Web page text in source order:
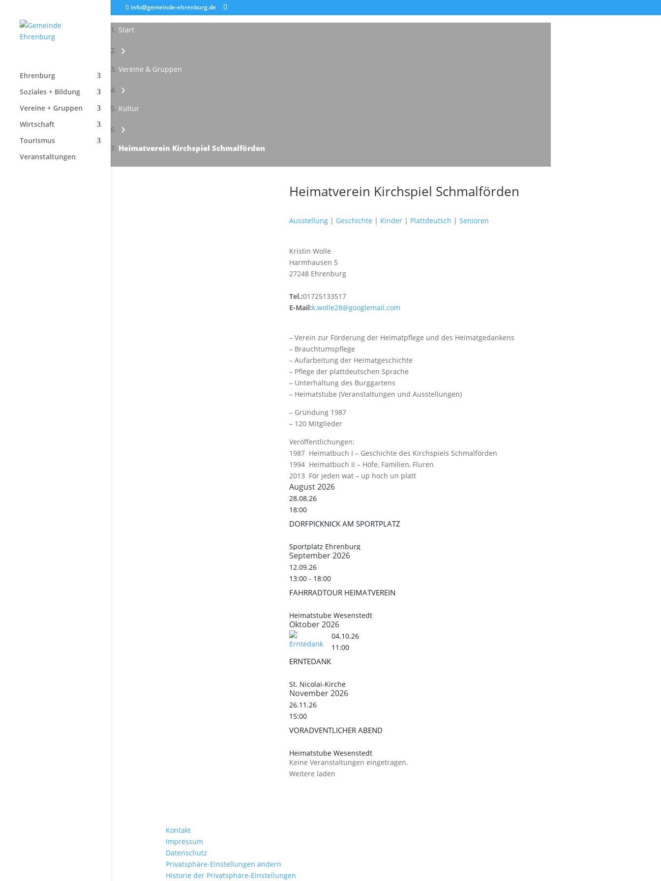
info@gemeinde-ehrenburg.de
Ehrenburg
Soziales + Bildung
Vereine + Gruppen
Wirtschaft
Tourismus
Veranstaltungen
Start
›
Vereine & Gruppen
›
Kultur
›
Heimatverein Kirchspiel Schmalförden
Heimatverein Kirchspiel Schmalförden
Ausstellung | Geschichte | Kinder | Plattdeutsch | Senioren
Kristin Wolle
Harmhausen 5
27248 Ehrenburg
Tel.:01725133517
E-Mail:k.wolle28@googlemail.com
– Verein zur Förderung der Heimatpflege und des Heimatgedankens
– Brauchtumspflege
– Aufarbeitung der Heimatgeschichte
– Pflege der plattdeutschen Sprache
– Unterhaltung des Burggartens
– Heimatstube (Veranstaltungen und Ausstellungen)
– Gründung 1987
– 120 Mitglieder
Veröffentlichungen:
1987 Heimatbuch I – Geschichte des Kirchspiels Schmalförden
1994 Heimatbuch II – Höfe, Familien, Fluren
2013 För jeden wat – up hoch un platt
August 2026
28.08.26
18:00
DORFPICKNICK AM SPORTPLATZ
Sportplatz Ehrenburg
September 2026
12.09.26
13:00 - 18:00
FAHRRADTOUR HEIMATVEREIN
Heimatstube Wesenstedt
Oktober 2026
04.10.26
11:00
ERNTEDANK
St. Nicolai-Kirche
November 2026
26.11.26
15:00
VORADVENTLICHER ABEND
Heimatstube Wesenstedt
Keine Veranstaltungen eingetragen.
Weitere laden
Kontakt
Impressum
Datenschutz
Privatsphäre-Einstellungen ändern
Historie der Privatsphäre-Einstellungen